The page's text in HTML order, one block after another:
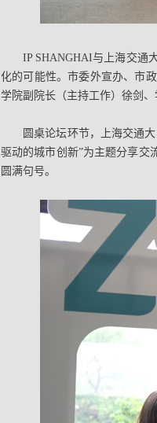
IP SHANGHAI与上海交通
化的可能性。市委外宣办、市
学院副院长（主持工作）徐剑
圆桌论坛环节，上海交通
驱动的城市创新”为主题分享交
圆满句号。